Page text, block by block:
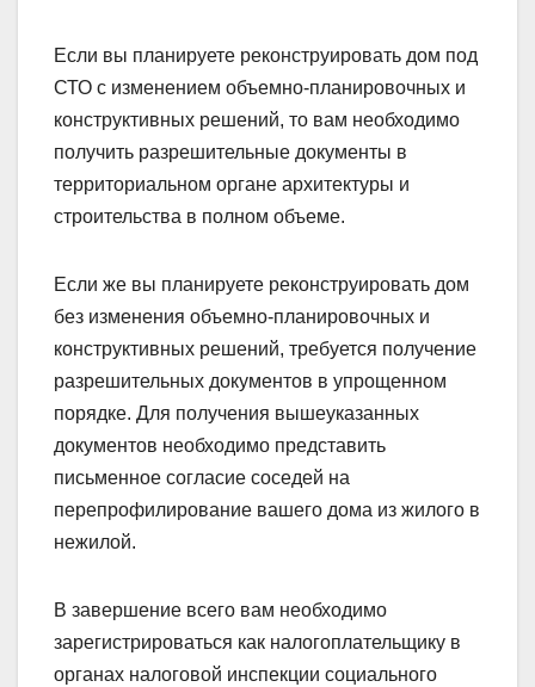
Если вы планируете реконструировать дом под
СТО с изменением объемно-планировочных и
конструктивных решений, то вам необходимо
получить разрешительные документы в
территориальном органе архитектуры и
строительства в полном объеме.
Если же вы планируете реконструировать дом
без изменения объемно-планировочных и
конструктивных решений, требуется получение
разрешительных документов в упрощенном
порядке. Для получения вышеуказанных
документов необходимо представить
письменное согласие соседей на
перепрофилирование вашего дома из жилого в
нежилой.
В завершение всего вам необходимо
зарегистрироваться как налогоплательщику в
органах налоговой инспекции социального